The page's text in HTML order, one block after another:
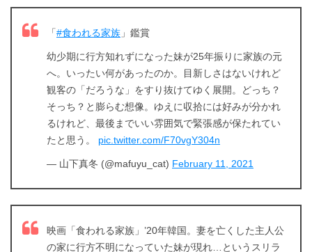
出典: U-NEXT
「 #食われる家族 」鑑賞
幼少期に行方知れずになった妹が25年振りに家族の元
へ。いったい何があったのか。目新しさはないけれど
観客の「だろうな」をすり抜けてゆく展開。どっち？
そっち？と膨らむ想像。ゆえに収拾には好みが分かれ
るけれど、最後までいい雰囲気で緊張感が保たれてい
たと思う。 pic.twitter.com/F70vgY304n
— 山下真冬 (@mafuyu_cat) February 11, 2021
映画「食われる家族」’20年韓国。妻を亡くした主人公
の家に行方不明になっていた妹が現れ…というスリラ